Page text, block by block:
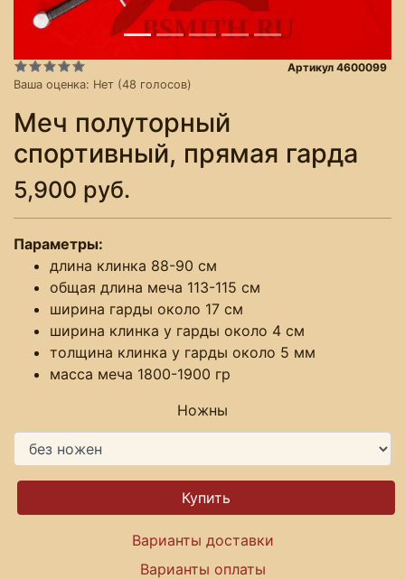
Ваша оценка: Нет (48 голосов)
Артикул 4600099
Меч полуторный
спортивный, прямая гарда
5,900 руб.
Параметры:
длина клинка 88-90 см
общая длина меча 113-115 см
ширина гарды около 17 см
ширина клинка у гарды около 4 см
толщина клинка у гарды около 5 мм
масса меча 1800-1900 гр
Ножны
Варианты доставки
Варианты оплаты